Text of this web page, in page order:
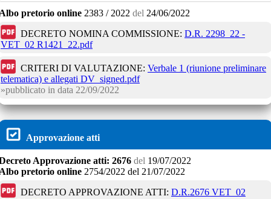
pretorio online 2383 / 2022 del 24/06/2022
DECRETO NOMINA COMMISSIONE: D.R. 2298_22 -
VET_02 R1421_22.pdf
CRITERI DI VALUTAZIONE: Verbale 1 (riunione preliminare
telematica) e allegati DV_signed.pdf
pubblicato in data 22/09/2022
Approvazione atti
Approvazione atti: 2676 del 19/07/2022
pretorio online 2754/2022 del 21/07/2022
DECRETO APPROVAZIONE ATTI: D.R.2676 VET_02